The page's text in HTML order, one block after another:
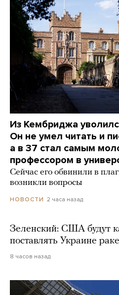
Из Кембриджа
Он не умел читать и
а в 37 стал самым
профессором в
Сейчас его обвинили в
возникли вопросы
НОВОСТИ 2 часа назад
Зеленский: США будут
поставлять Украине
8 часов назад